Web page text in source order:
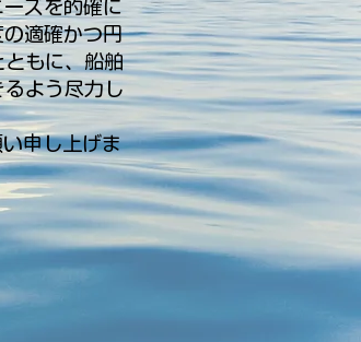
ズを的確に
適確かつ円
もに、船舶
よう尽力し
申し上げま